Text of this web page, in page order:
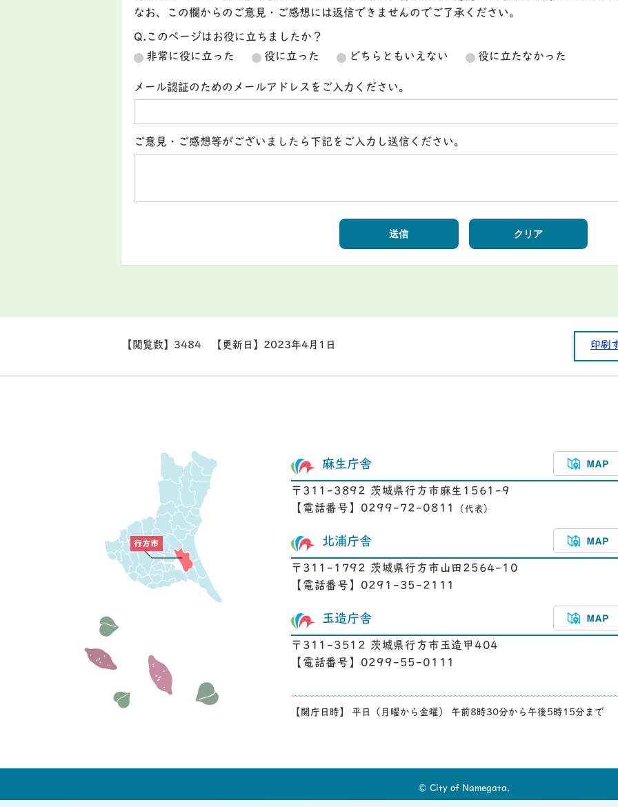
なお、この欄からのご意見・ご感想には返信できませんのでご了承ください。
Q.このページはお役に立ちましたか？
非常に役に立った
役に立った どちらともいえない 役に立たなかった
メール認証のためのメールアドレスをご入力ください。
ご意見・ご感想等がございましたら下記をご入力し送信ください。
【閲覧数】 3484 【更新日】 2023年4月1日 印刷
麻生庁舎
〒311-3892 茨城県行方市麻生1561-9
【電話番号】0299-72-0811
（代表）
北浦庁舎
〒311-1792 茨城県行方市山田2564-10
【電話番号】0291-35-2111
玉造庁舎
〒311-3512 茨城県行方市玉造甲404
【電話番号】0299-55-0111
【開庁日時】 平日（月曜から金曜） 午前8時30分から午後5時15分まで
© City of Namegata.